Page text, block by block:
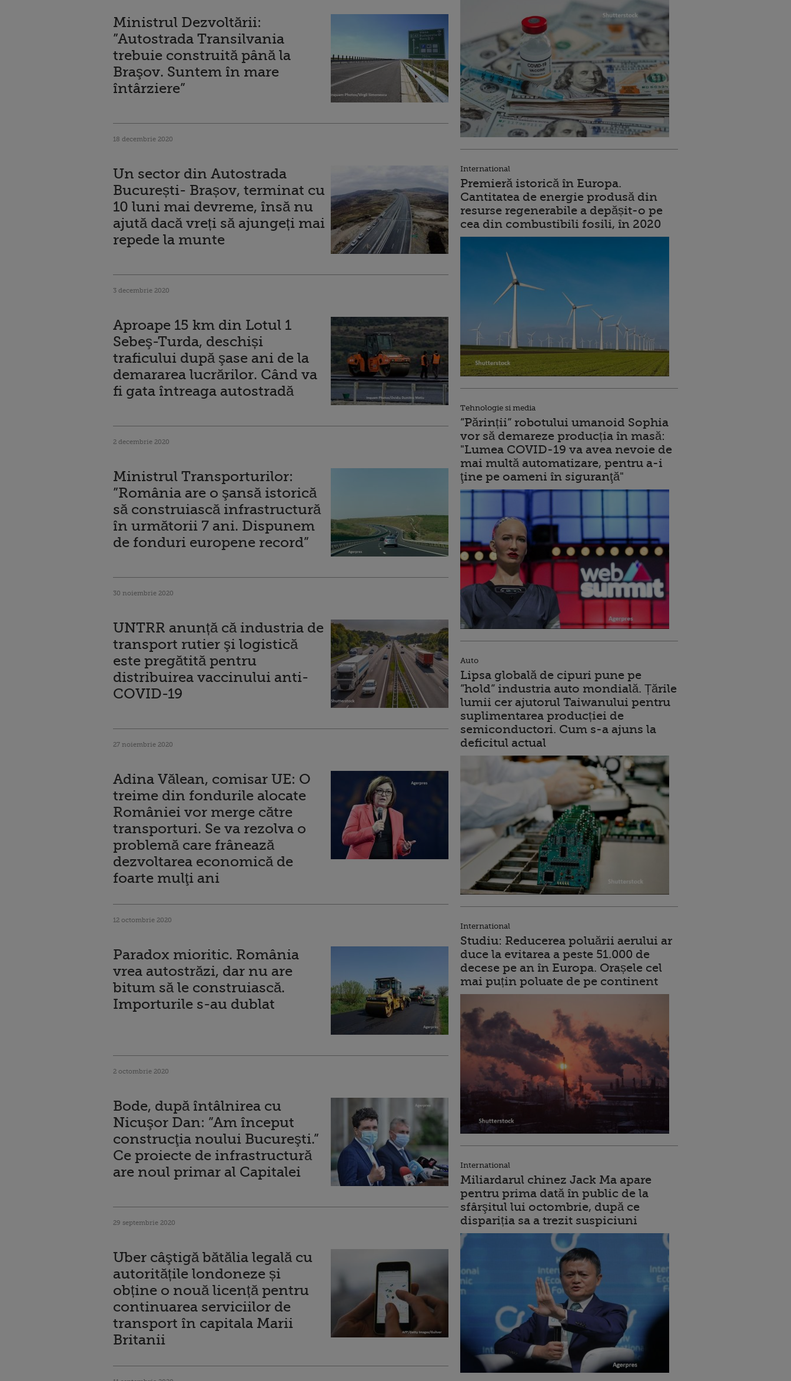
Ministrul Dezvoltării:
”Autostrada Transilvania
trebuie construită până la
Braşov. Suntem în mare
întârziere”
18 decembrie 2020
Un sector din Autostrada
București- Brașov, terminat cu
10 luni mai devreme, însă nu
ajută dacă vreți să ajungeți mai
repede la munte
3 decembrie 2020
Aproape 15 km din Lotul 1
Sebeş-Turda, deschiși
traficului după şase ani de la
demararea lucrărilor. Când va
fi gata întreaga autostradă
2 decembrie 2020
Ministrul Transporturilor:
”România are o şansă istorică
să construiască infrastructură
în următorii 7 ani. Dispunem
de fonduri europene record”
30 noiembrie 2020
UNTRR anunță că industria de
transport rutier şi logistică
este pregătită pentru
distribuirea vaccinului anti-
COVID-19
27 noiembrie 2020
Adina Vălean, comisar UE: O
treime din fondurile alocate
României vor merge către
transporturi. Se va rezolva o
problemă care frânează
dezvoltarea economică de
foarte mulţi ani
12 octombrie 2020
Paradox mioritic. România
vrea autostrăzi, dar nu are
bitum să le construiască.
Importurile s-au dublat
2 octombrie 2020
Bode, după întâlnirea cu
Nicuşor Dan: ”Am început
construcţia noului Bucureşti.”
Ce proiecte de infrastructură
are noul primar al Capitalei
29 septembrie 2020
Uber câştigă bătălia legală cu
autoritățile londoneze și
obține o nouă licență pentru
continuarea serviciilor de
transport în capitala Marii
Britanii
International
Premieră istorică în Europa.
Cantitatea de energie produsă din
resurse regenerabile a depășit-o pe
cea din combustibili fosili, în 2020
Tehnologie si media
”Părinții” robotului umanoid Sophia
vor să demareze producția în masă:
"Lumea COVID-19 va avea nevoie de
mai multă automatizare, pentru a-i
ţine pe oameni în siguranţă"
Auto
Lipsa globală de cipuri pune pe
”hold” industria auto mondială. Țările
lumii cer ajutorul Taiwanului pentru
suplimentarea producției de
semiconductori. Cum s-a ajuns la
deficitul actual
International
Studiu: Reducerea poluării aerului ar
duce la evitarea a peste 51.000 de
decese pe an în Europa. Orașele cel
mai puțin poluate de pe continent
International
Miliardarul chinez Jack Ma apare
pentru prima dată în public de la
sfârşitul lui octombrie, după ce
dispariția sa a trezit suspiciuni